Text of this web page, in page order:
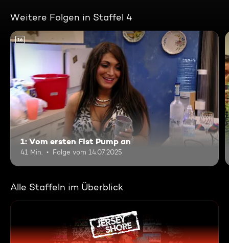
Weitere Folgen in Staffel 4
16
1: Vom ersten Fist Pump an
41 Min. Folge vom 14.07.2025
Alle Staffeln im Überblick